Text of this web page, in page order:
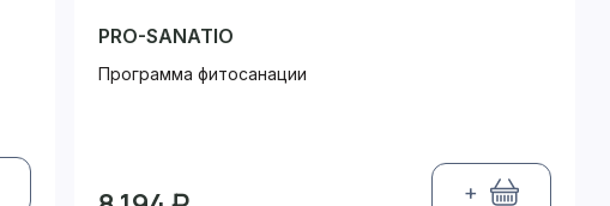
PRO-SANATIO
Программа фитосанации
+